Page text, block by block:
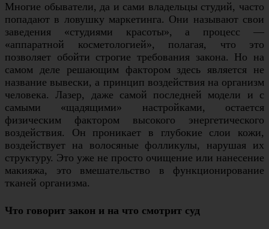
Многие обыватели, да и сами владельцы студий, часто
попадают в ловушку маркетинга. Они называют свои
заведения «студиями красоты», а процесс —
«аппаратной косметологией», полагая, что это
позволяет обойти строгие требования закона. Но на
самом деле решающим фактором здесь является не
название вывески, а принцип воздействия на организм
человека. Лазер, даже самой последней модели и с
самыми «щадящими» настройками, остается
физическим фактором высокого энергетического
воздействия. Он проникает в глубокие слои кожи,
воздействует на волосяные фолликулы, нарушая их
структуру. Это уже не просто очищение или нанесение
макияжа, это вмешательство в функционирование
тканей организма.
Что говорит закон и на что смотрит суд